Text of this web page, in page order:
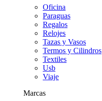
Oficina
Paraguas
Regalos
Relojes
Tazas y Vasos
Termos y Cilindros
Textiles
Usb
Viaje
Marcas